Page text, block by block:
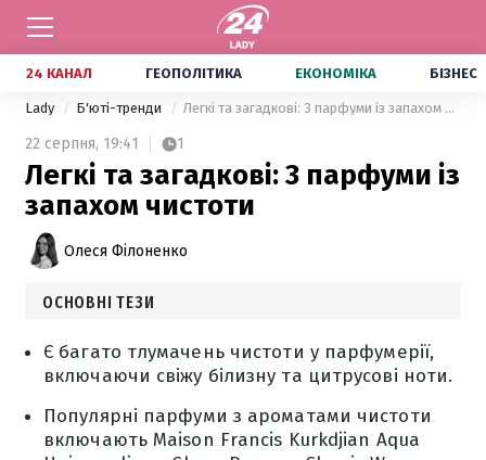
24 КАНАЛ ГЕОПОЛІТИКА ЕКОНОМІКА БІЗНЕС
Lady Б'юті-тренди Легкі та загадкові: 3 парфуми із запахом чистоти
22 серпня, 19:41 1
Легкі та загадкові: 3 парфуми із
запахом чистоти
Олеся Філоненко
ОСНОВНІ ТЕЗИ
Є багато тлумачень чистоти у парфумерії,
включаючи свіжу білизну та цитрусові ноти.
Популярні парфуми з ароматами чистоти
включають Maison Francis Kurkdjian Aqua